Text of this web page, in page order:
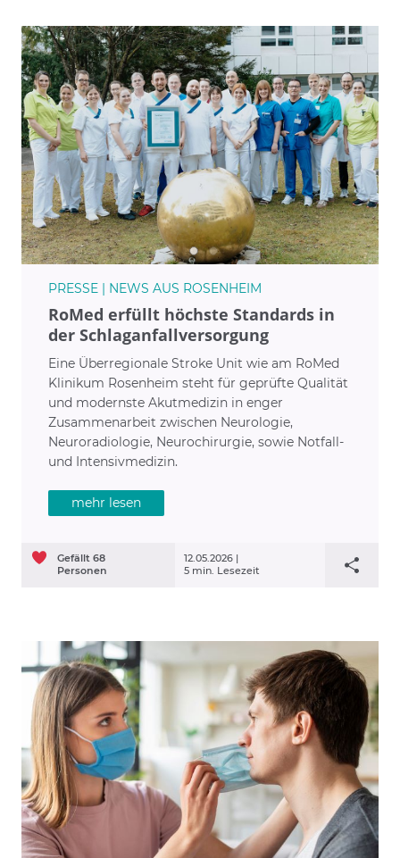
PRESSE | NEWS AUS ROSENHEIM
RoMed erfüllt höchste Standards in
der Schlaganfallversorgung
Eine Überregionale Stroke Unit wie am RoMed
Klinikum Rosenheim steht für geprüfte Qualität
und modernste Akutmedizin in enger
Zusammenarbeit zwischen Neurologie,
Neuroradiologie, Neurochirurgie, sowie Notfall-
und Intensivmedizin.
mehr lesen
12.05.2026 |
5 min. Lesezeit
Gefällt 68
Personen